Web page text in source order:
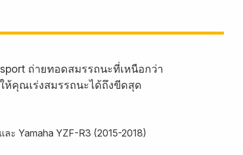
ถ่ายทอดสมรรถนะที่เหนือกว่า
ห้คุณเร่งสมรรถนะได้ถึงขีดสุด
ะ Yamaha YZF-R3 (2015-2018)